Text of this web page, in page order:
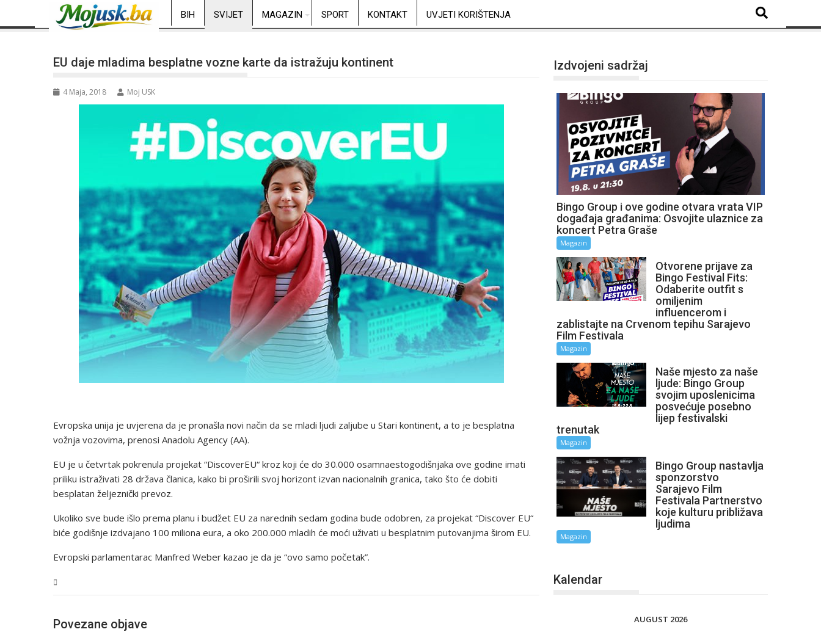
BIH SVIJET MAGAZIN SPORT KONTAKT UVJETI KORIŠTENJA
EU daje mladima besplatne vozne karte da istražuju kontinent
4 Maja, 2018 Moj USK
Evropska unija je uvjerena da je pronašla novi način da se mladi ljudi zaljube u Stari kontinent, a to je besplatna
vožnja vozovima, prenosi Anadolu Agency (AA).
EU je u četvrtak pokrenula projekat “DiscoverEU“ kroz koji će do 30.000 osamnaestogodišnjaka ove godine imati
priliku istraživati 28 država članica, kako bi proširili svoj horizont izvan nacionalnih granica, tako što će dobiti
besplatan željeznički prevoz.
Ukoliko sve bude išlo prema planu i budžet EU za narednih sedam godina bude odobren, za projekat “Discover EU“
biće godišnje izdvajano 100 miliona eura, a oko 200.000 mladih će moći uživati u besplatnim putovanjima širom EU.
Evropski parlamentarac Manfred Weber kazao je da je “ovo samo početak”.
Povezane objave
Izdvojeni sadržaj
Bingo Group i ove godine otvara vrata VIP
događaja građanima: Osvojite ulaznice za
koncert Petra Graše
Magazin
Otvorene prijave za
Bingo Festival Fits:
Odaberite outfit s
omiljenim
influencerom i
zablistajte na Crvenom tepihu Sarajevo
Film Festivala
Magazin
Naše mjesto za naše
ljude: Bingo Group
svojim uposlenicima
posvećuje posebno
lijep festivalski
trenutak
Magazin
Bingo Group nastavlja
sponzorstvo
Sarajevo Film
Festivala Partnerstvo
koje kulturu približava
ljudima
Magazin
Kalendar
AUGUST 2026